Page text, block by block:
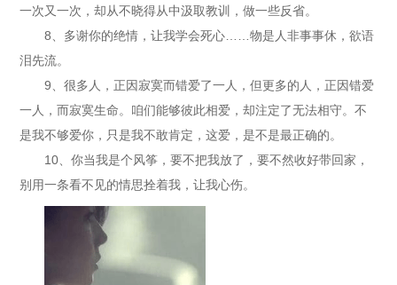
一次又一次，却从不晓得从中汲取教训，做一些反省。
8、多谢你的绝情，让我学会死心……物是人非事事休，欲语
泪先流。
9、很多人，正因寂寞而错爱了一人，但更多的人，正因错爱
一人，而寂寞生命。咱们能够彼此相爱，却注定了无法相守。不
是我不够爱你，只是我不敢肯定，这爱，是不是最正确的。
10、你当我是个风筝，要不把我放了，要不然收好带回家，
别用一条看不见的情思拴着我，让我心伤。